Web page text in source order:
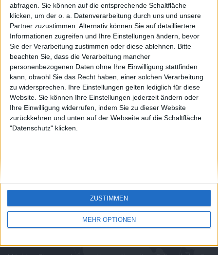
abfragen. Sie können auf die entsprechende Schaltfläche
klicken, um der o. a. Datenverarbeitung durch uns und unsere
Partner zuzustimmen. Alternativ können Sie auf detailliertere
Informationen zugreifen und Ihre Einstellungen ändern, bevor
Sie der Verarbeitung zustimmen oder diese ablehnen.
Bitte
beachten Sie, dass die Verarbeitung mancher
personenbezogenen Daten ohne Ihre Einwilligung stattfinden
kann, obwohl Sie das Recht haben, einer solchen Verarbeitung
zu widersprechen. Ihre Einstellungen gelten lediglich für diese
Website. Sie können Ihre Einstellungen jederzeit ändern oder
Ihre Einwilligung widerrufen, indem Sie zu dieser Website
zurückkehren und unten auf der Webseite auf die Schaltfläche
"Datenschutz" klicken.
MEHR OPTIONEN
ZUSTIMMEN
Ein problem oder einen Fehler melden
juegos-geograficos.com
geographie-spiele.com
giochi-geografici.com
geoheroes.com
jeux-historiques.com
lemurdelapresse.com
jeuxpedago.com
billets-monuments.com
Kontakt
Rechtliche Hinweise
🇺🇸 We noticed you’re visiting
from an English-speaking
country
Join our American version now and be
among the firsts to submit your score
on our leaderboards!
Let's visit GeoHeroes.com!